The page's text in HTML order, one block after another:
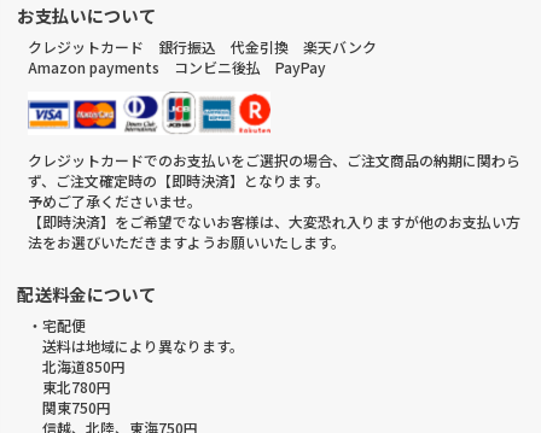
お支払いについて
クレジットカード 銀行振込 代金引換 楽天バンク
Amazon payments コンビニ後払 PayPay
クレジットカードでのお支払いをご選択の場合、ご注文商品の納期に関わら
ず、ご注文確定時の【即時決済】となります。
予めご了承くださいませ。
【即時決済】をご希望でないお客様は、大変恐れ入りますが他のお支払い方
法をお選びいただきますようお願いいたします。
配送料金について
・宅配便
送料は地域により異なります。
北海道850円
東北780円
関東750円
信越、北陸、東海750円